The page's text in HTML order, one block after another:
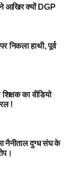
आखिर क्यों DGP
निकला हाथी, पूर्व
का वीडियो
!
नैनीताल दुग्ध संघ के